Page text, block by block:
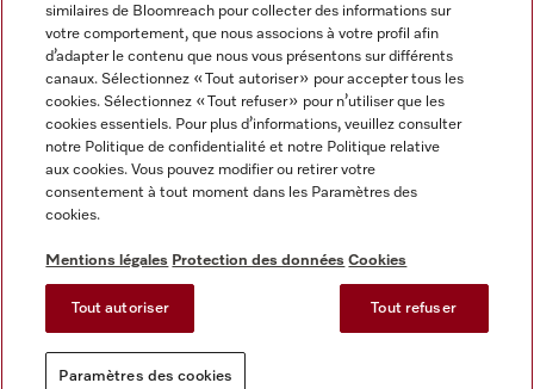
Mentions légales
CGV
Protection des données
Conditions d'utilisation
Reglement sur les services numeriques
Paramètres des cookies
similaires de Bloomreach pour collecter des informations sur
votre comportement, que nous associons à votre profil afin
d’adapter le contenu que nous vous présentons sur différents
canaux. Sélectionnez « Tout autoriser » pour accepter tous les
cookies. Sélectionnez « Tout refuser » pour n’utiliser que les
cookies essentiels. Pour plus d’informations, veuillez consulter
notre Politique de confidentialité et notre Politique relative
aux cookies. Vous pouvez modifier ou retirer votre
consentement à tout moment dans les Paramètres des
cookies.
Mentions légales Protection des données Cookies
Tout autoriser Tout refuser
Paramètres des cookies